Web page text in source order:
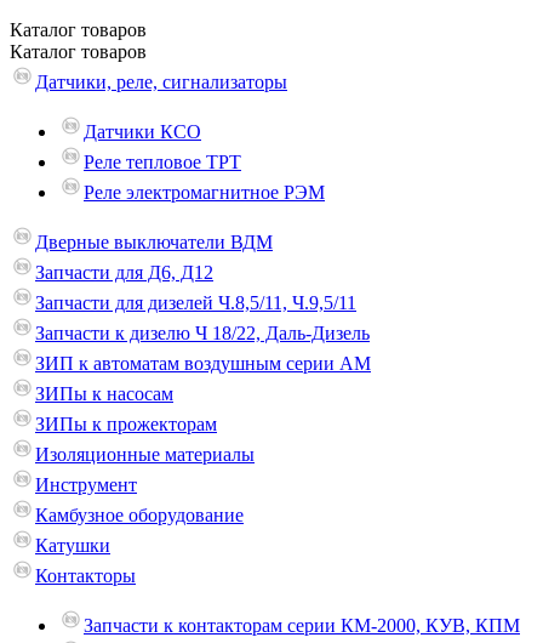
Каталог товаров
Каталог товаров
Датчики, реле, сигнализаторы
Датчики КСО
Реле тепловое ТРТ
Реле электромагнитное РЭМ
Дверные выключатели ВДМ
Запчасти для Д6, Д12
Запчасти для дизелей Ч.8,5/11, Ч.9,5/11
Запчасти к дизелю Ч 18/22, Даль-Дизель
ЗИП к автоматам воздушным серии АМ
ЗИПы к насосам
ЗИПы к прожекторам
Изоляционные материалы
Инструмент
Камбузное оборудование
Катушки
Контакторы
Запчасти к контакторам серии КМ-2000, КУВ, КПМ